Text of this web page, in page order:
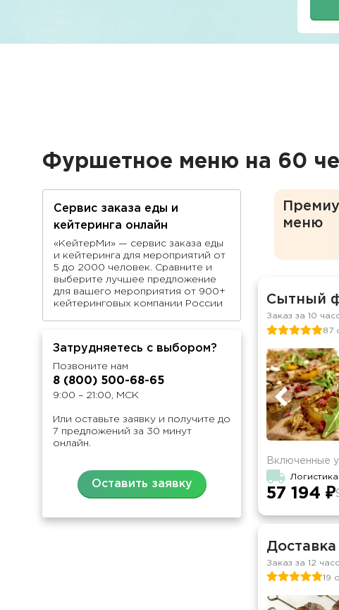
Фуршетное меню на 60
Сервис заказа еды и
кейтеринга онлайн
«КейтерМи» — сервис заказа еды
и кейтеринга для мероприятий от
5 до 2000 человек. Сравните и
выберите лучшее предложение
для вашего мероприятия от 900+
кейтеринговых компании России
Затрудняетесь с выбором?
Позвоните нам
8 (800) 500-68-65
9:00 – 21:00, МСК
Или оставьте заявку и получите до
7 предложений за 30 минут
онлайн.
Оставить заявку
меню
Сытный
Заказ за 10
87
Включенные
Логистика
57 194 ₽
Заказ за 12
19